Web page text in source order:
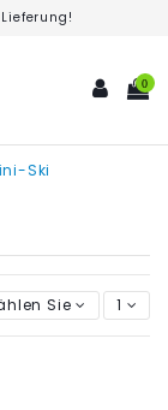
0
Ski
Sie 1